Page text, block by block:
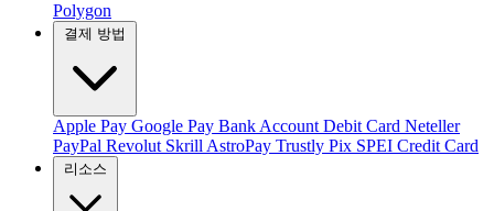
Polygon
결제 방법
Apple Pay Google Pay Bank Account Debit Card Neteller
PayPal Revolut Skrill AstroPay Trustly Pix SPEI Credit Card
리소스